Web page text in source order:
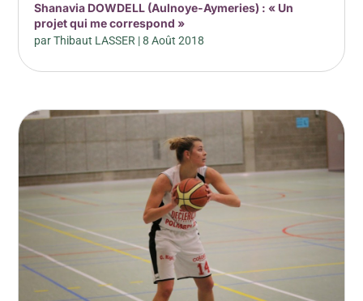
Shanavia DOWDELL (Aulnoye-Aymeries) : « Un
projet qui me correspond »
parThibaut LASSER |8 Août 2018